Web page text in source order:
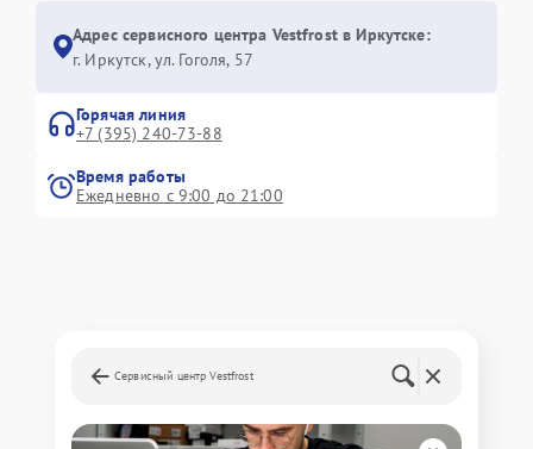
Адрес сервисного центра Vestfrost в Иркутске:
г. Иркутск, ул. ​Гоголя, 57
Горячая линия
+7 (395) 240-73-88
Время работы
Ежедневно с 9:00 до 21:00
Сервисный центр Vestfrost